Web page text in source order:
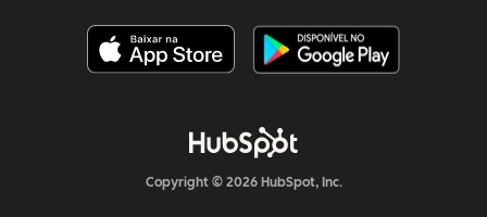
Copyright © 2026 HubSpot, Inc.